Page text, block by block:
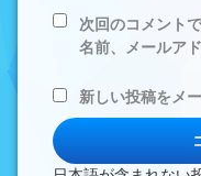
次回のコメント
名前、メールア
新しい投稿をメ